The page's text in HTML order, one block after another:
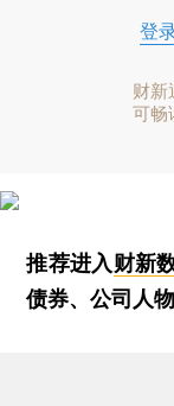
登
财新
可畅
推荐进入财新
债券、公司人